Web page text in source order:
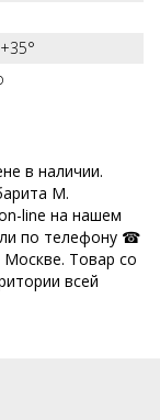
в наличии.
M.
line на нашем
по телефону ☎
Москве. Товар со
всей